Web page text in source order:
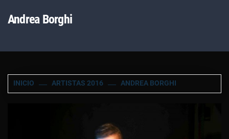
Andrea Borghi
INICIO ARTISTAS 2016 ANDREA BORGHI